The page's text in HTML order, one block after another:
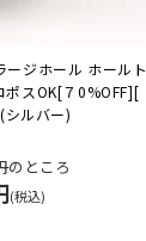
ジホール ホールト
ポスOK[７0%OFF][
ルバー)
のところ
(税込)